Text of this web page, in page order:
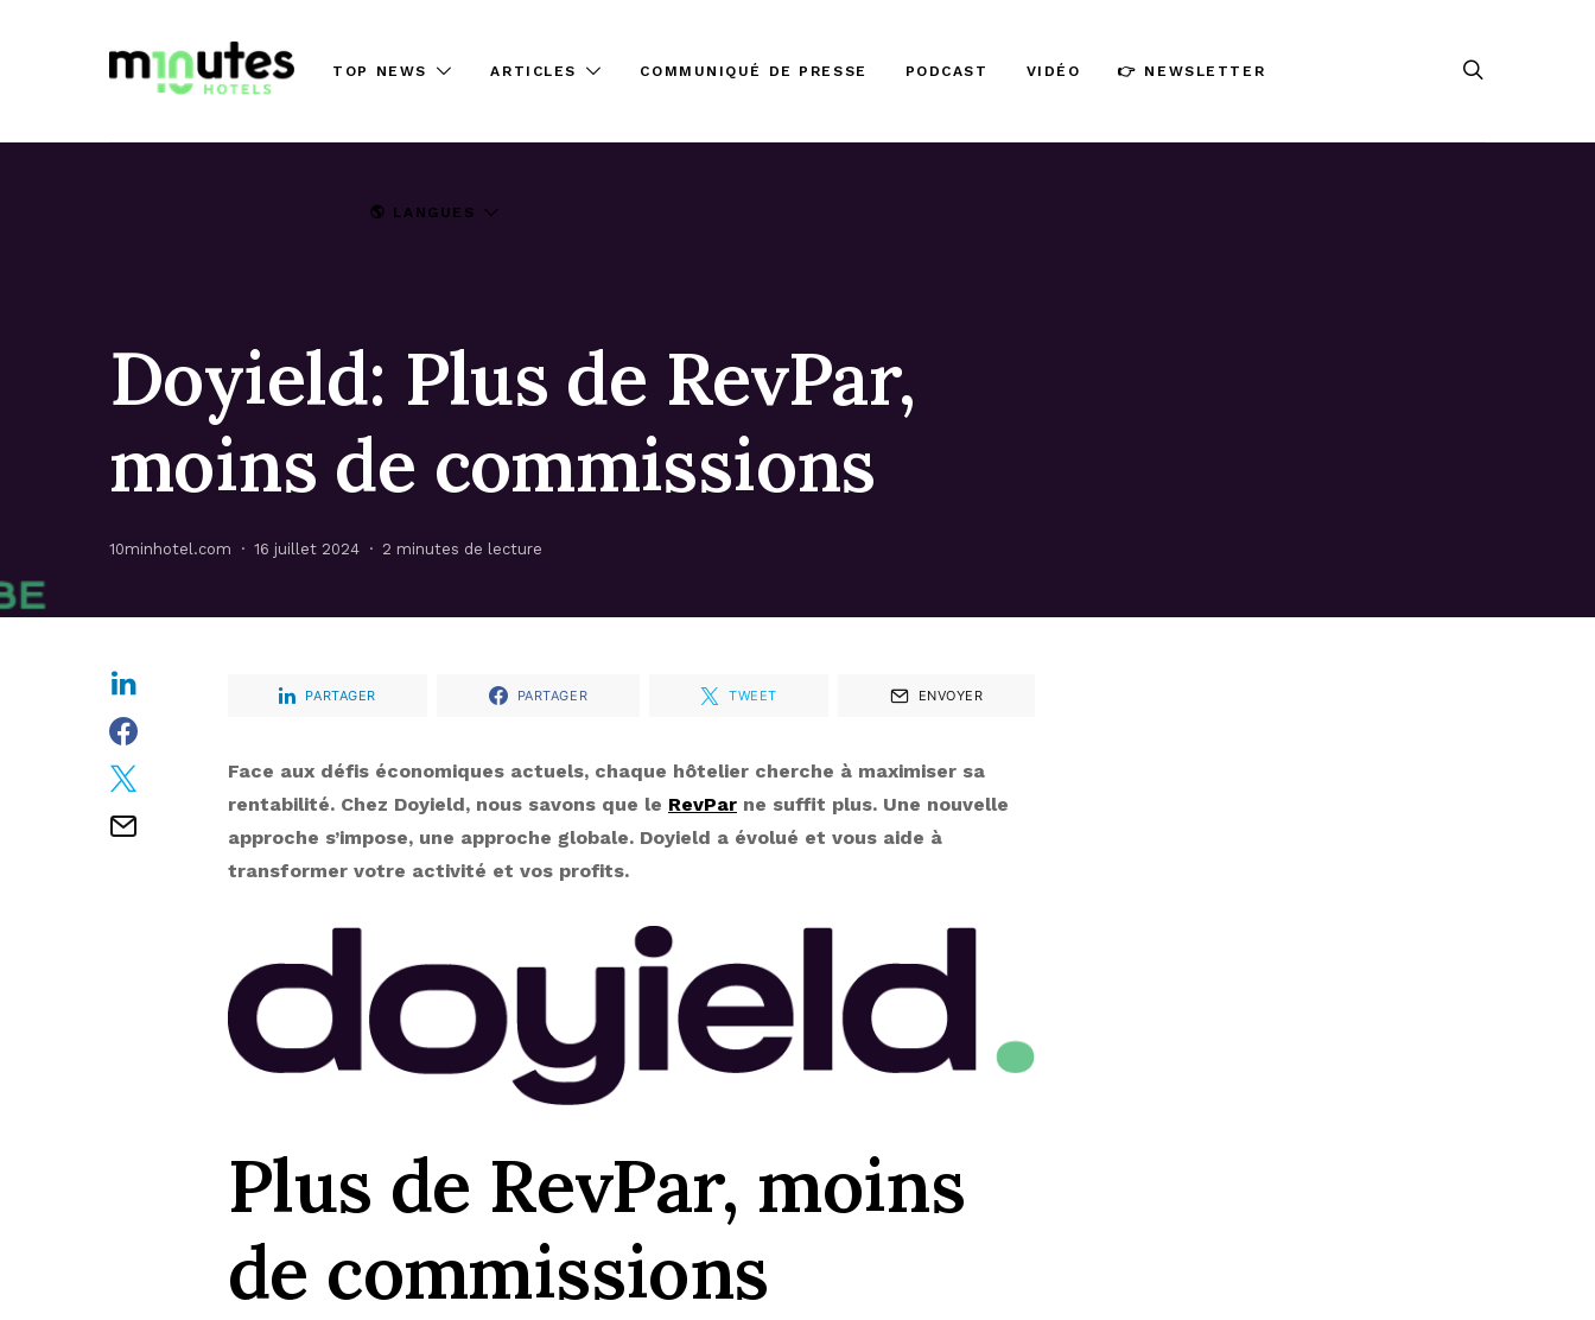
TOP NEWS ARTICLES COMMUNIQUÉ DE PRESSE PODCAST VIDÉO 👉 NEWSLETTER
🌎 LANGUES
Doyield: Plus de RevPar,
moins de commissions
10minhotel.com 16 juillet 2024 2 minutes de lecture
PARTAGER PARTAGER TWEET ENVOYER
Face aux défis économiques actuels, chaque hôtelier cherche à maximiser sa
rentabilité. Chez Doyield, nous savons que le RevPar ne suffit plus. Une nouvelle
approche s’impose, une approche globale. Doyield a évolué et vous aide à
transformer votre activité et vos profits.
Plus de RevPar, moins
de commissions